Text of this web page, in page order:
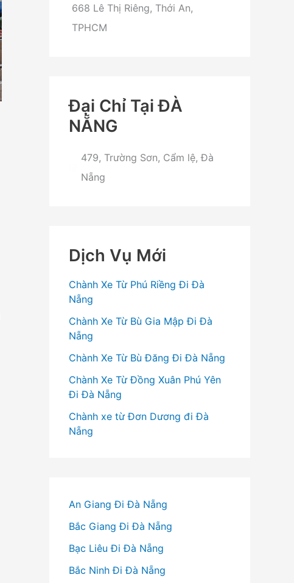
668 Lê Thị Riêng, Thới An,
TPHCM
Đại Chỉ Tại ĐÀ
NẴNG
479, Trường Sơn, Cẩm lệ, Đà
Nẵng
Dịch Vụ Mới
Chành Xe Từ Phú Riềng Đi Đà
Nẵng
Chành Xe Từ Bù Gia Mập Đi Đà
Nẵng
Chành Xe Từ Bù Đăng Đi Đà Nẵng
Chành Xe Từ Đồng Xuân Phú Yên
Đi Đà Nẵng
Chành xe từ Đơn Dương đi Đà
Nẵng
An Giang Đi Đà Nẵng
Bắc Giang Đi Đà Nẵng
Bạc Liêu Đi Đà Nẵng
Bắc Ninh Đi Đà Nẵng